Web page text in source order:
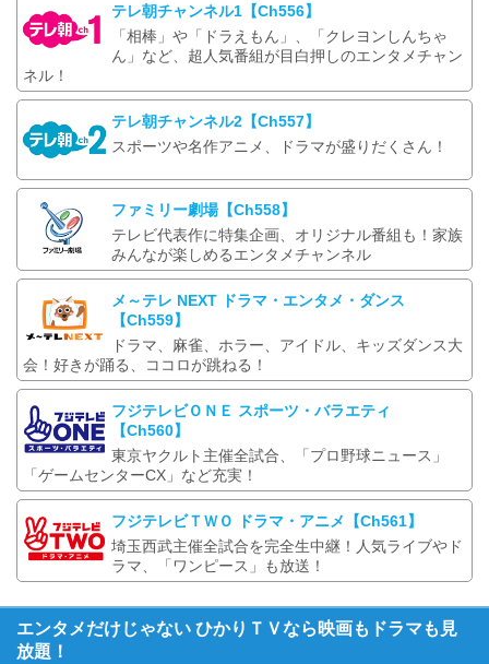
テレ朝チャンネル1【Ch556】
「相棒」や「ドラえもん」、「クレヨンしんちゃ
ん」など、超人気番組が目白押しのエンタメチャン
ネル！
テレ朝チャンネル2【Ch557】
スポーツや名作アニメ、ドラマが盛りだくさん！
ファミリー劇場【Ch558】
テレビ代表作に特集企画、オリジナル番組も！家族
みんなが楽しめるエンタメチャンネル
メ～テレ NEXT ドラマ・エンタメ・ダンス
【Ch559】
ドラマ、麻雀、ホラー、アイドル、キッズダンス大
会！好きが踊る、ココロが跳ねる！
フジテレビＯＮＥ スポーツ・バラエティ
【Ch560】
東京ヤクルト主催全試合、「プロ野球ニュース」
「ゲームセンターCX」など充実！
フジテレビＴＷＯ ドラマ・アニメ【Ch561】
埼玉西武主催全試合を完全生中継！人気ライブやド
ラマ、「ワンピース」も放送！
エンタメだけじゃない ひかりＴＶなら映画もドラマも見
放題！